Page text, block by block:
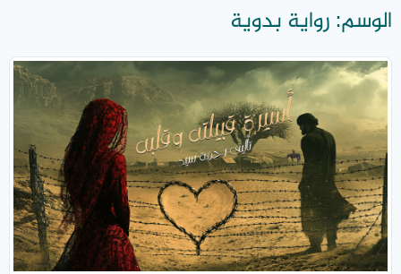
الوسم:رواية بدوية